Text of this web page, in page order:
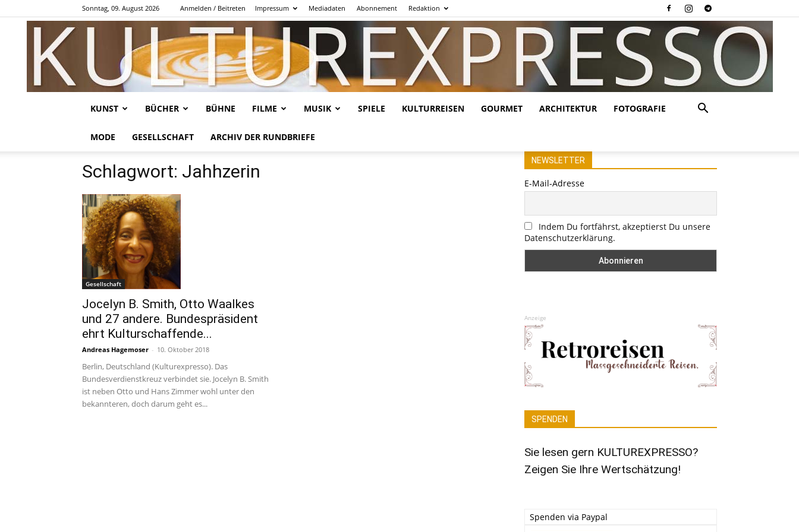
Sonntag, 09. August 2026 Anmelden / Beitreten Impressum Mediadaten Abonnement Redaktion
KUNST BÜCHER BÜHNE FILME MUSIK SPIELE KULTURREISEN GOURMET ARCHITEKTUR FOTOGRAFIE
MODE GESELLSCHAFT ARCHIV DER RUNDBRIEFE
Schlagwort: Jahhzerin
Gesellschaft
Jocelyn B. Smith, Otto Waalkes
und 27 andere. Bundespräsident
ehrt Kulturschaffende...
Andreas Hagemoser - 10. Oktober 2018
Berlin, Deutschland (Kulturexpresso). Das
Bundesverdienstkreuz verbindet sie. Jocelyn B. Smith
ist neben Otto und Hans Zimmer wohl unter den
bekannteren, doch darum geht es...
NEWSLETTER
E-Mail-Adresse
Indem Du fortfährst, akzeptierst Du unsere
Datenschutzerklärung.
Anzeige
SPENDEN
Sie lesen gern KULTUREXPRESSO?
Zeigen Sie Ihre Wertschätzung!
Spenden via Paypal